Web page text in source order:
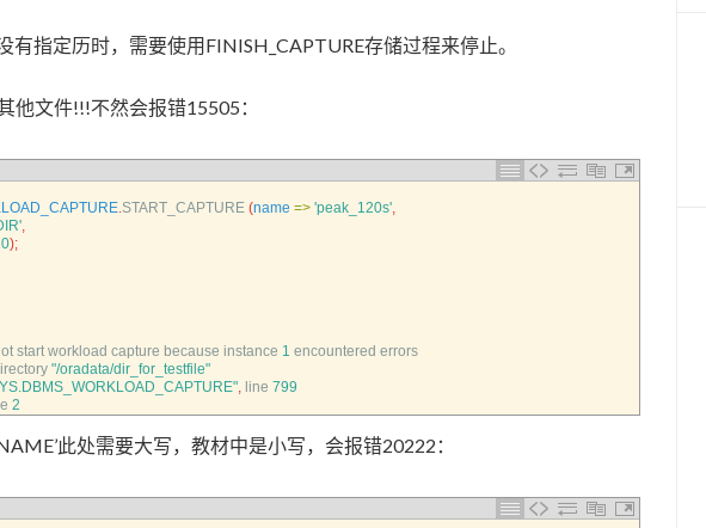
有指定历时，需要使用FINISH_CAPTURE存储过程来停止。
他文件!!!不然会报错15505：
START_CAPTURE (name => 'peak_120s'
);
start workload capture because instance 1 encountered errors
"/oradata/dir_for_testfile"
line 799
2
此处需要大写，教材中是小写，会报错20222：